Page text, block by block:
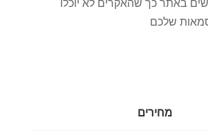
באתר כך שהאקרים לא יוכלו
שלכם
מחירים